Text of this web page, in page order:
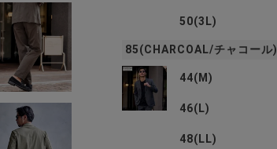
50(3L)
85(CHARCOAL/チャコール)
44(M)
46(L)
48(LL)